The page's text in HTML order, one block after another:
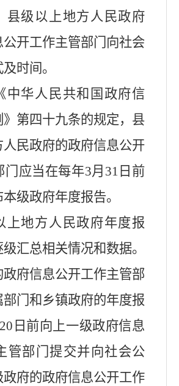
县级以上地方人民政府
公开工作主管部门向社会
时间。
中华人民共和国政府信
》第四十九条的规定，县
民政府的政府信息公开
门应当在每年3月31日前
级政府年度报告。
上地方人民政府年度报
汇总相关情况和数据。
府信息公开工作主管部
部门和乡镇政府的年度报
日前向上一级政府信息
管部门提交并向社会公
府的政府信息公开工作